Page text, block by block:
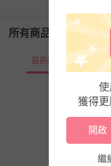
所有商品
最熱銷
獲得
開啟
繼